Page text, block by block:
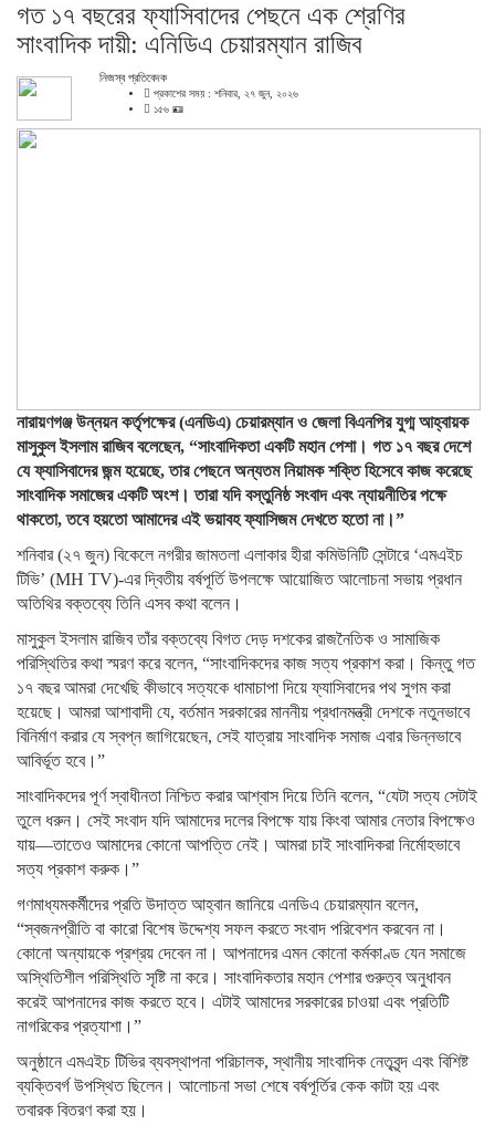
গত ১৭ বছরের ফ্যাসিবাদের পেছনে এক শ্রেণির
সাংবাদিক দায়ী: এনিডিএ চেয়ারম্যান রাজিব
নিজস্ব প্রতিবেদক
প্রকাশের সময় : শনিবার, ২৭ জুন, ২০২৬
১৫৬ 🪪
নারায়ণগঞ্জ উন্নয়ন কর্তৃপক্ষের (এনডিএ) চেয়ারম্যান ও জেলা বিএনপির যুগ্ম আহ্বায়ক
মাসুকুল ইসলাম রাজিব বলেছেন, “সাংবাদিকতা একটি মহান পেশা। গত ১৭ বছর দেশে
যে ফ্যাসিবাদের জন্ম হয়েছে, তার পেছনে অন্যতম নিয়ামক শক্তি হিসেবে কাজ করেছে
সাংবাদিক সমাজের একটি অংশ। তারা যদি বস্তুনিষ্ঠ সংবাদ এবং ন্যায়নীতির পক্ষে
থাকতো, তবে হয়তো আমাদের এই ভয়াবহ ফ্যাসিজম দেখতে হতো না।”
শনিবার (২৭ জুন) বিকেলে নগরীর জামতলা এলাকার হীরা কমিউনিটি সেন্টারে ‘এমএইচ
টিভি’ (MH TV)-এর দ্বিতীয় বর্ষপূর্তি উপলক্ষে আয়োজিত আলোচনা সভায় প্রধান
অতিথির বক্তব্যে তিনি এসব কথা বলেন।
মাসুকুল ইসলাম রাজিব তাঁর বক্তব্যে বিগত দেড় দশকের রাজনৈতিক ও সামাজিক
পরিস্থিতির কথা স্মরণ করে বলেন, “সাংবাদিকদের কাজ সত্য প্রকাশ করা। কিন্তু গত
১৭ বছর আমরা দেখেছি কীভাবে সত্যকে ধামাচাপা দিয়ে ফ্যাসিবাদের পথ সুগম করা
হয়েছে। আমরা আশাবাদী যে, বর্তমান সরকারের মাননীয় প্রধানমন্ত্রী দেশকে নতুনভাবে
বিনির্মাণ করার যে স্বপ্ন জাগিয়েছেন, সেই যাত্রায় সাংবাদিক সমাজ এবার ভিন্নভাবে
আবির্ভূত হবে।”
সাংবাদিকদের পূর্ণ স্বাধীনতা নিশ্চিত করার আশ্বাস দিয়ে তিনি বলেন, “যেটা সত্য সেটাই
তুলে ধরুন। সেই সংবাদ যদি আমাদের দলের বিপক্ষে যায় কিংবা আমার নেতার বিপক্ষেও
যায়—তাতেও আমাদের কোনো আপত্তি নেই। আমরা চাই সাংবাদিকরা নির্মোহভাবে
সত্য প্রকাশ করুক।”
গণমাধ্যমকর্মীদের প্রতি উদাত্ত আহ্বান জানিয়ে এনডিএ চেয়ারম্যান বলেন,
“স্বজনপ্রীতি বা কারো বিশেষ উদ্দেশ্য সফল করতে সংবাদ পরিবেশন করবেন না।
কোনো অন্যায়কে প্রশ্রয় দেবেন না। আপনাদের এমন কোনো কর্মকাণ্ড যেন সমাজে
অস্থিতিশীল পরিস্থিতি সৃষ্টি না করে। সাংবাদিকতার মহান পেশার গুরুত্ব অনুধাবন
করেই আপনাদের কাজ করতে হবে। এটাই আমাদের সরকারের চাওয়া এবং প্রতিটি
নাগরিকের প্রত্যাশা।”
অনুষ্ঠানে এমএইচ টিভির ব্যবস্থাপনা পরিচালক, স্থানীয় সাংবাদিক নেতৃবৃন্দ এবং বিশিষ্ট
ব্যক্তিবর্গ উপস্থিত ছিলেন। আলোচনা সভা শেষে বর্ষপূর্তির কেক কাটা হয় এবং
তবারক বিতরণ করা হয়।